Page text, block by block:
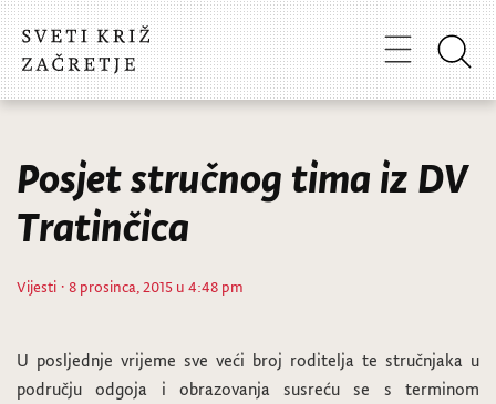
Posjet stručnog tima iz DV
Tratinčica
Vijesti · 8 prosinca, 2015 u 4:48 pm
U posljednje vrijeme sve veći broj roditelja te stručnjaka u
području odgoja i obrazovanja susreću se s terminom